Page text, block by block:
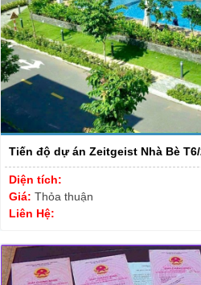
Tiến độ dự án Zeitgeist Nhà Bè
Diện tích:
Giá: Thỏa thuận
Liên Hệ: